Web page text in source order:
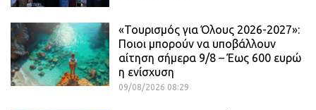
«Τουρισμός για Όλους 2026-2027»:
Ποιοι μπορούν να υποβάλλουν
αίτηση σήμερα 9/8 – Έως 600 ευρώ
η ενίσχυση
09/08/2026 08:29